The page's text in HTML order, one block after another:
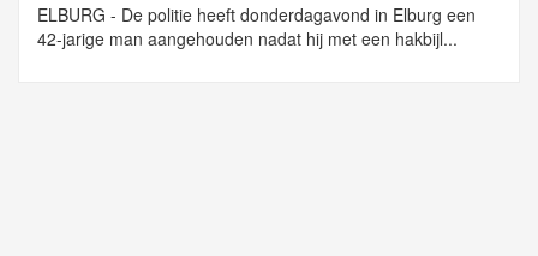
ELBURG - De politie heeft donderdagavond in Elburg een
42-jarige man aangehouden nadat hij met een hakbijl...